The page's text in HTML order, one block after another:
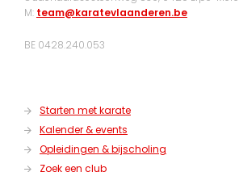
M: team@karatevlaanderen.be
BE 0428.240.053
Starten met karate
Kalender & events
Opleidingen & bijscholing
Zoek een club